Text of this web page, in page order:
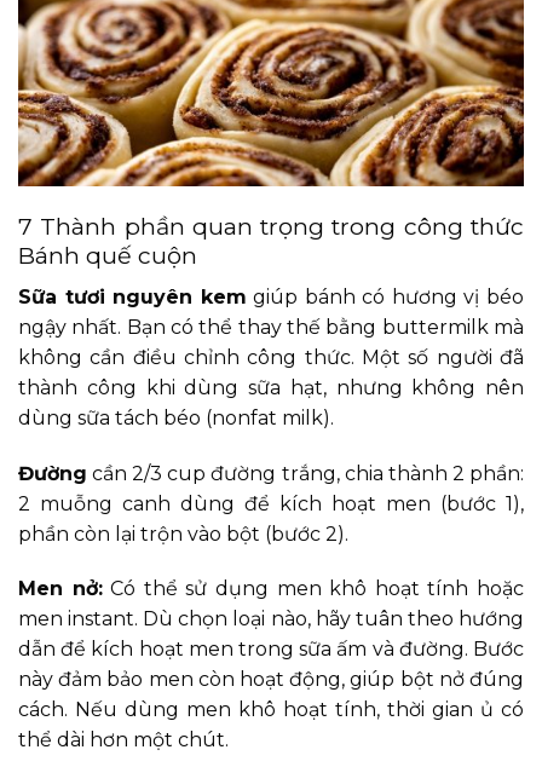
7 Thành phần quan trọng trong công thức
Bánh quế cuộn
Sữa tươi nguyên kem giúp bánh có hương vị béo
ngậy nhất. Bạn có thể thay thế bằng buttermilk mà
không cần điều chỉnh công thức. Một số người đã
thành công khi dùng sữa hạt, nhưng không nên
dùng sữa tách béo (nonfat milk).
Đường cần 2/3 cup đường trắng, chia thành 2 phần:
2 muỗng canh dùng để kích hoạt men (bước 1),
phần còn lại trộn vào bột (bước 2).
Men nở:Có thể sử dụng men khô hoạt tính hoặc
men instant. Dù chọn loại nào, hãy tuân theo hướng
dẫn để kích hoạt men trong sữa ấm và đường. Bước
này đảm bảo men còn hoạt động, giúp bột nở đúng
cách. Nếu dùng men khô hoạt tính, thời gian ủ có
thể dài hơn một chút.